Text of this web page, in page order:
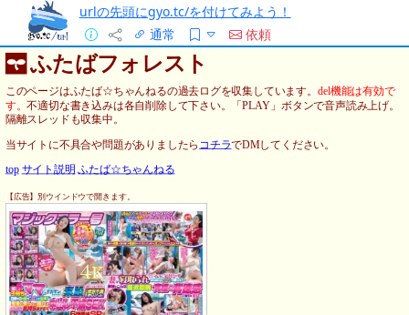
urlの先頭にgyo.tc/を付けてみよう！
通常
依頼